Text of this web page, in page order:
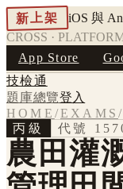
新上架
iOS 與
CROSS ·
App Store
技檢通
題庫總覽登入
HOME /EXAMS
丙級
代號
農田灌